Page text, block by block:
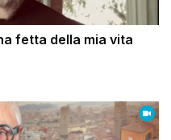
fetta della mia vita